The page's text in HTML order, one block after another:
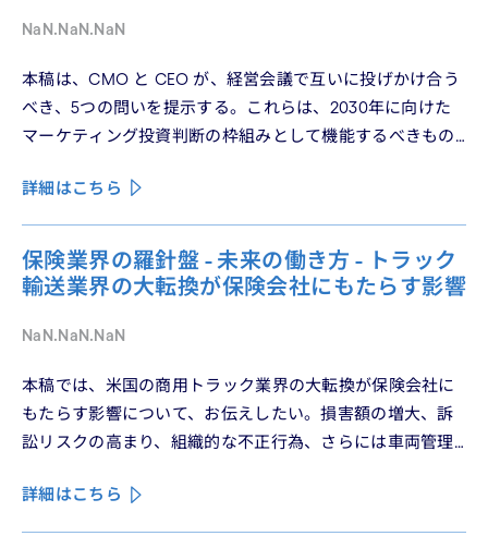
「顧客との関係構築」が、世界で勝てる時代が、いま始
NaN.NaN.NaN
本稿は、CMO と CEO が、経営会議で互いに投げかけ合う
べき、5つの問いを提示する。これらは、2030年に向けた
マーケティング投資判断の枠組みとして機能するべきもの
詳細はこちら
保険業界の羅針盤 - 未来の働き方 - トラック
輸送業界の大転換が保険会社にもたらす影響
NaN.NaN.NaN
本稿では、米国の商用トラック業界の大転換が保険会社に
もたらす影響について、お伝えしたい。損害額の増大、訴
訟リスクの高まり、組織的な不正行為、さらには車両管理
ある。
詳細はこちら